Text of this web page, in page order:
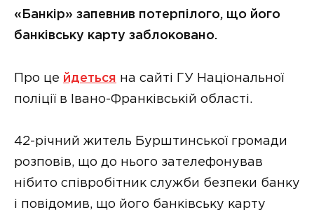
«Банкір» запевнив потерпілого, що його
банківську карту заблоковано.
Про це йдеться на сайті ГУ Національної
поліції в Івано-Франківській області.
42-річний житель Бурштинської громади
розповів, що до нього зателефонував
нібито співробітник служби безпеки банку
і повідомив, що його банківську карту